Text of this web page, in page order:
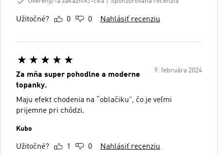
Užitočné? 0 0 Nahlásiť recenziu
9. februára 2024
Za mňa super pohodlne a moderne
topanky.
Maju efekt chodenia na “oblačiku”, čo je veľmi
prijemne pri chôdzi.
Kubo
Užitočné? 1 0 Nahlásiť recenziu